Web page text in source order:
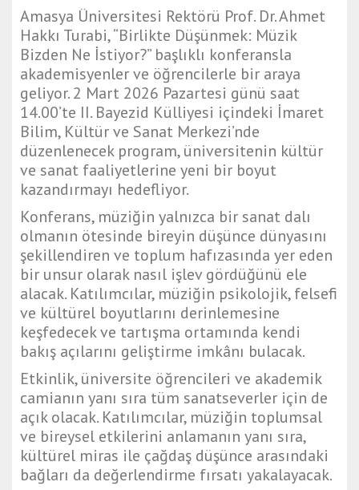
Amasya Üniversitesi Rektörü Prof. Dr. Ahmet
Hakkı Turabi, “Birlikte Düşünmek: Müzik
Bizden Ne İstiyor?” başlıklı konferansla
akademisyenler ve öğrencilerle bir araya
geliyor. 2 Mart 2026 Pazartesi günü saat
14.00’te II. Bayezid Külliyesi içindeki İmaret
Bilim, Kültür ve Sanat Merkezi’nde
düzenlenecek program, üniversitenin kültür
ve sanat faaliyetlerine yeni bir boyut
kazandırmayı hedefliyor.
Konferans, müziğin yalnızca bir sanat dalı
olmanın ötesinde bireyin düşünce dünyasını
şekillendiren ve toplum hafızasında yer eden
bir unsur olarak nasıl işlev gördüğünü ele
alacak. Katılımcılar, müziğin psikolojik, felsefi
ve kültürel boyutlarını derinlemesine
keşfedecek ve tartışma ortamında kendi
bakış açılarını geliştirme imkânı bulacak.
Etkinlik, üniversite öğrencileri ve akademik
camianın yanı sıra tüm sanatseverler için de
açık olacak. Katılımcılar, müziğin toplumsal
ve bireysel etkilerini anlamanın yanı sıra,
kültürel miras ile çağdaş düşünce arasındaki
bağları da değerlendirme fırsatı yakalayacak.